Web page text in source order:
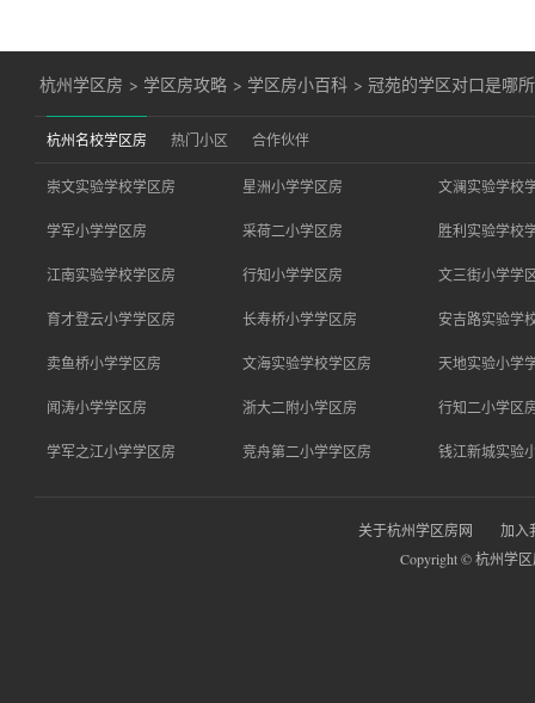
杭州学区房 > 学区房攻略 > 学区房小百科 >冠苑的学区对口是哪
杭州名校学区房 热门小区 合作伙伴
崇文实验学校学区房 星洲小学学区房 文澜实验学校
学军小学学区房 采荷二小学区房 胜利实验学校
江南实验学校学区房 行知小学学区房 文三街小学学
育才登云小学学区房 长寿桥小学学区房 安吉路实验学
卖鱼桥小学学区房 文海实验学校学区房 天地实验小学
闻涛小学学区房 浙大二附小学区房 行知二小学区
学军之江小学学区房 竞舟第二小学学区房 钱江新城实验
关于杭州学区房网
加入
Copyright © 杭州学